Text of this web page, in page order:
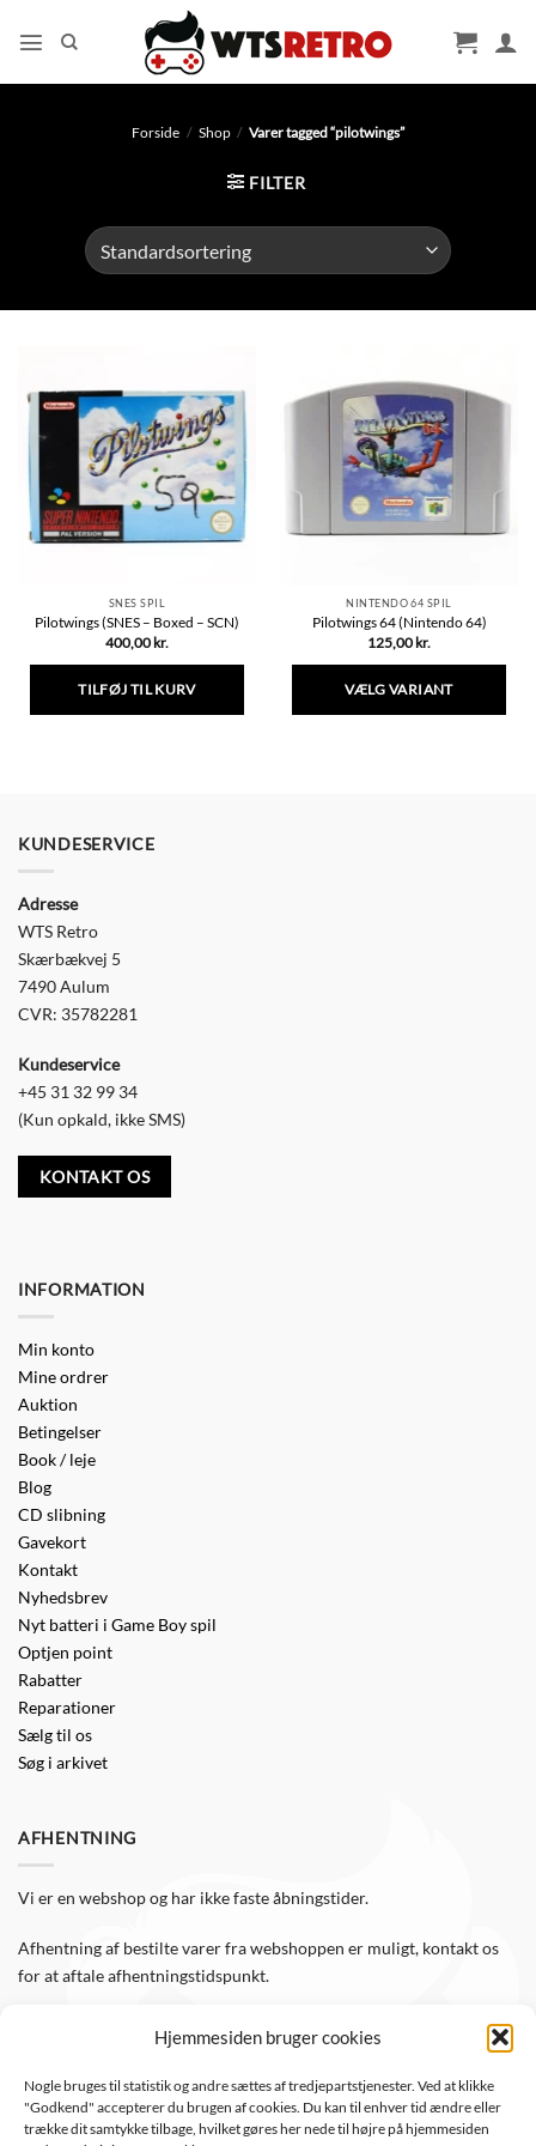
Hjemmesiden bruger cookies
Nogle bruges til statistik og andre sættes af tredjepartstjenester. Ved at klikke
"Godkend" accepterer du brugen af cookies. Du kan til enhver tid ændre eller
trække dit samtykke tilbage, hvilket gøres her nede til højre på hjemmesiden
Forside / Shop / Varer tagged “pilotwings”
FILTER
SNES SPIL
Pilotwings (SNES – Boxed – SCN)
400,00 kr.
TILFØJ TIL KURV
NINTENDO 64 SPIL
Pilotwings 64 (Nintendo 64)
125,00 kr.
VÆLG VARIANT
KUNDESERVICE
Adresse
WTS Retro
Skærbækvej 5
7490 Aulum
CVR: 35782281
Kundeservice
+45 31 32 99 34
(Kun opkald, ikke SMS)
KONTAKT OS
INFORMATION
Min konto
Mine ordrer
Auktion
Betingelser
Book / leje
Blog
CD slibning
Gavekort
Kontakt
Nyhedsbrev
Nyt batteri i Game Boy spil
Optjen point
Rabatter
Reparationer
Sælg til os
Søg i arkivet
AFHENTNING
Vi er en webshop og har ikke faste åbningstider.
Afhentning af bestilte varer fra webshoppen er muligt, kontakt os
for at aftale afhentningstidspunkt.
Følg WTS Retro på de sociale medier, så er du altid opdateret.